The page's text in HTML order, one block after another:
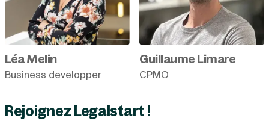
Léa Melin
Business developper
Guillaume Limare
CPMO
Rejoignez Legalstart !